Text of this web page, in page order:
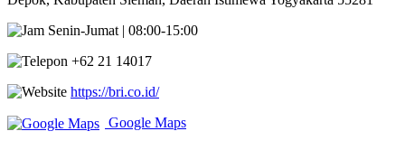
Senin-Jumat | 08:00-15:00
+62 21 14017
https://bri.co.id/
Google Maps